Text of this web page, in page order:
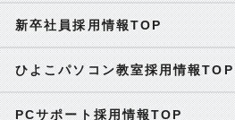
新卒社員採用情報TOP
ひよこパソコン教室採用情報TOP
PCサポート採用情報TOP